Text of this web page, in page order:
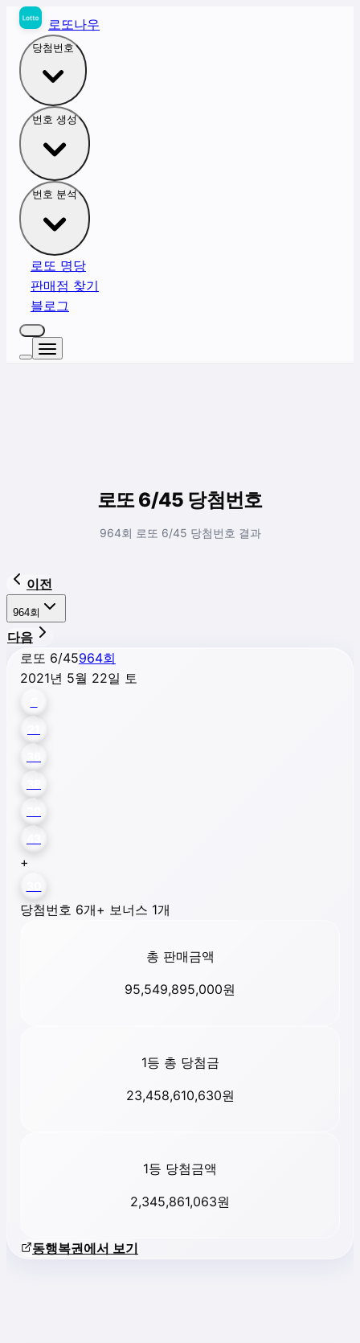
로또나우
당첨번호
번호 생성
번호 분석
로또 명당
판매점 찾기
블로그
로또 6/45 당첨번호
964회 로또 6/45 당첨번호 결과
이전
964회
다음
로또 6/45964회
2021년 5월 22일 토
+
당첨번호 6개+ 보너스 1개
총 판매금액
95,549,895,000원
1등 총 당첨금
23,458,610,630원
1등 당첨금액
2,345,861,063원
동행복권에서 보기